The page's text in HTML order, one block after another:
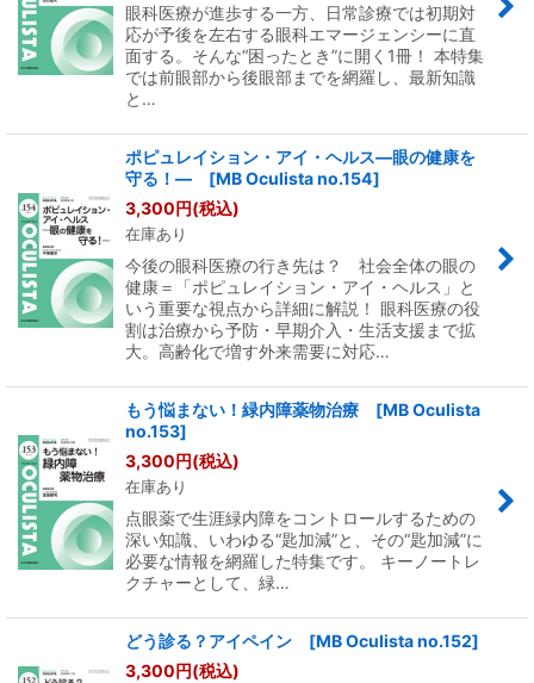
眼科医療が進歩する一方、日常診療では初期対
応が予後を左右する眼科エマージェンシーに直
面する。そんな“困ったとき”に開く1冊！ 本特集
では前眼部から後眼部までを網羅し、最新知識
と…
ポピュレイション・アイ・ヘルス―眼の健康を
守る！― [MB Oculista no.154]
3,300円(税込)
在庫あり
今後の眼科医療の行き先は？ 社会全体の眼の
健康＝「ポピュレイション・アイ・ヘルス」と
いう重要な視点から詳細に解説！ 眼科医療の役
割は治療から予防・早期介入・生活支援まで拡
大。高齢化で増す外来需要に対応…
もう悩まない！緑内障薬物治療 [MB Oculista
no.153]
3,300円(税込)
在庫あり
点眼薬で生涯緑内障をコントロールするための
深い知識、いわゆる“匙加減”と、その“匙加減”に
必要な情報を網羅した特集です。 キーノートレ
クチャーとして、緑…
どう診る？アイペイン [MB Oculista no.152]
3,300円(税込)